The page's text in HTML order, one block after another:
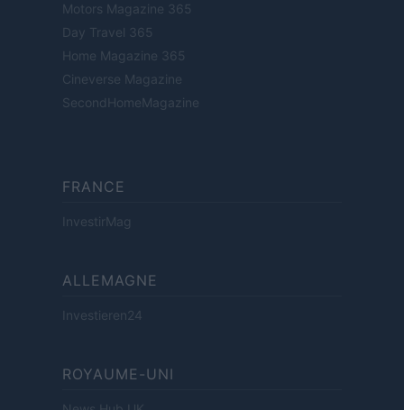
Motors Magazine 365
Day Travel 365
Home Magazine 365
Cineverse Magazine
SecondHomeMagazine
FRANCE
InvestirMag
ALLEMAGNE
Investieren24
ROYAUME-UNI